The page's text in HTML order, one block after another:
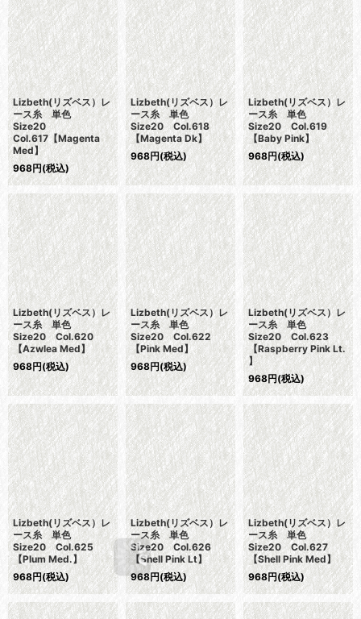
Lizbeth(リズベス）レ
ース糸 単色
Size20
Col.617【Magenta
Med】
968円(税込)
Lizbeth(リズベス）レ
ース糸 単色
Size20 Col.618
【Magenta Dk】
968円(税込)
Lizbeth(リズベス）レ
ース糸 単色
Size20 Col.619
【Baby Pink】
968円(税込)
Lizbeth(リズベス）レ
ース糸 単色
Size20 Col.620
【Azwlea Med】
968円(税込)
Lizbeth(リズベス）レ
ース糸 単色
Size20 Col.622
【Pink Med】
968円(税込)
Lizbeth(リズベス）レ
ース糸 単色
Size20 Col.623
【Raspberry Pink Lt.
】
968円(税込)
Lizbeth(リズベス）レ
ース糸 単色
Size20 Col.625
【Plum Med.】
968円(税込)
Lizbeth(リズベス）レ
ース糸 単色
Size20 Col.626
【Shell Pink Lt】
968円(税込)
Lizbeth(リズベス）レ
ース糸 単色
Size20 Col.627
【Shell Pink Med】
968円(税込)